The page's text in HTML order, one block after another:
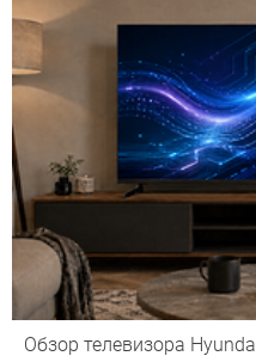
Обзор телевизора